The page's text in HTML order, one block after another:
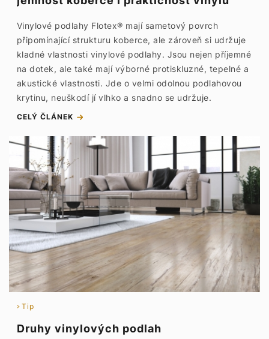
Vinylové podlahy Flotex® mají sametový povrch
připomínající strukturu koberce, ale zároveň si udržuje
kladné vlastnosti vinylové podlahy. Jsou nejen příjemné
na dotek, ale také mají výborné protiskluzné, tepelné a
akustické vlastnosti. Jde o velmi odolnou podlahovou
krytinu, neuškodí jí vlhko a snadno se udržuje.
CELÝ ČLÁNEK
Tip
Druhy vinylových podlah